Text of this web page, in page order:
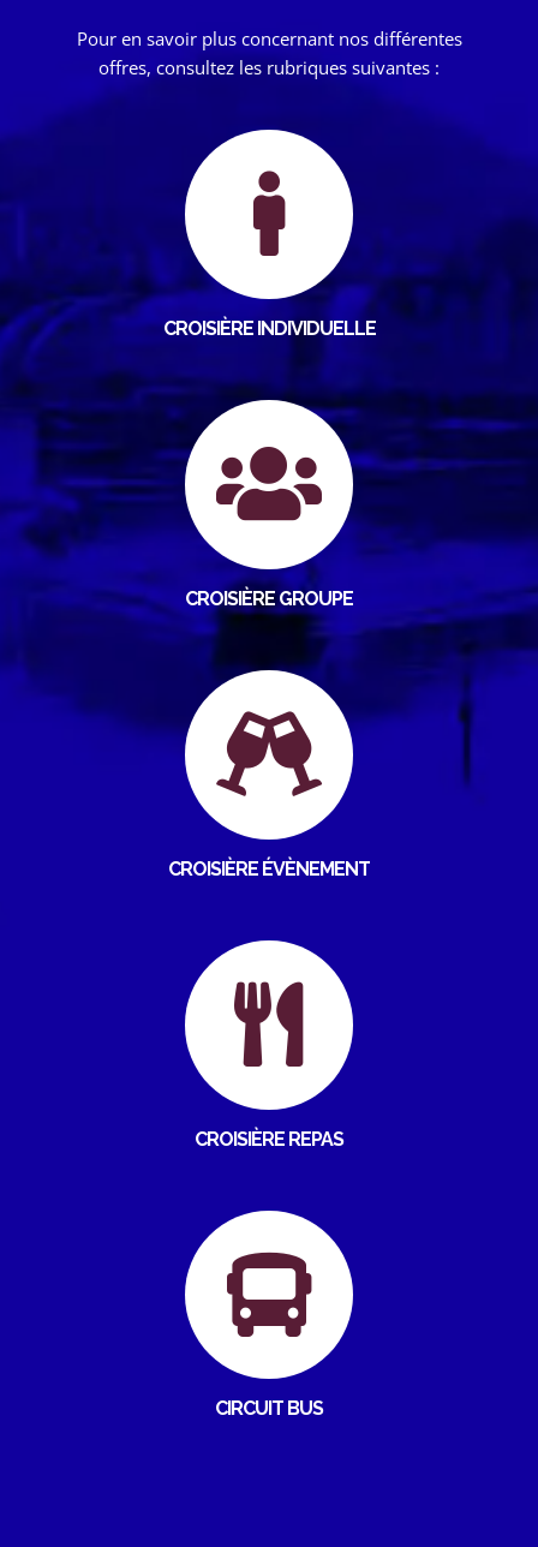
Pour en savoir plus concernant nos différentes
offres, consultez les rubriques suivantes :
CROISIÈRE INDIVIDUELLE
CROISIÈRE GROUPE
CROISIÈRE ÉVÈNEMENT
CROISIÈRE REPAS
CIRCUIT BUS